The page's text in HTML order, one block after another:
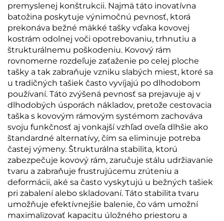
premyslenej konštrukcii. Najmä táto inovatívna
batožina poskytuje výnimočnú pevnosť, ktorá
prekonáva bežné mäkké tašky vďaka kovovej
kostrám odolnej voči opotrebovaniu, trhnutiu a
štrukturálnemu poškodeniu. Kovový rám
rovnomerne rozdeľuje zaťaženie po celej ploche
tašky a tak zabraňuje vzniku slabých miest, ktoré sa
u tradičných tašiek často vyvíjajú po dlhodobom
používaní. Táto zvýšená pevnosť sa prejavuje aj v
dlhodobých úsporách nákladov, pretože cestovacia
taška s kovovým rámovým systémom zachováva
svoju funkčnosť aj vonkajší vzhľad oveľa dlhšie ako
štandardné alternatívy, čím sa eliminuje potreba
častej výmeny. Štrukturálna stabilita, ktorú
zabezpečuje kovový rám, zaručuje stálu udržiavanie
tvaru a zabraňuje frustrujúcemu zrúteniu a
deformácii, aké sa často vyskytujú u bežných tašiek
pri zabalení alebo skladovaní. Táto stabilita tvaru
umožňuje efektívnejšie balenie, čo vám umožní
maximalizovať kapacitu úložného priestoru a